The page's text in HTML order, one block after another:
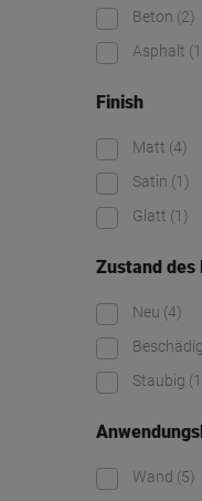
Beton (2)
Asphalt
Finish
Matt (4)
Satin (1)
Glatt (1)
Zustand des
Neu (4)
Staubig
Wand (5)